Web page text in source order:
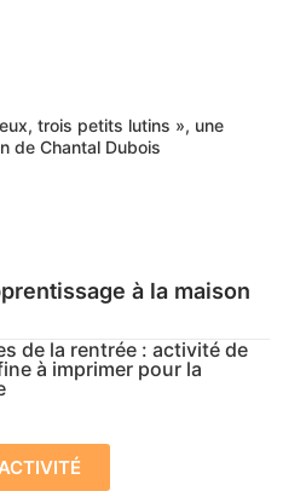
trois petits lutins », une
de Chantal Dubois
à la maison
de la rentrée : activité de
à imprimer pour la